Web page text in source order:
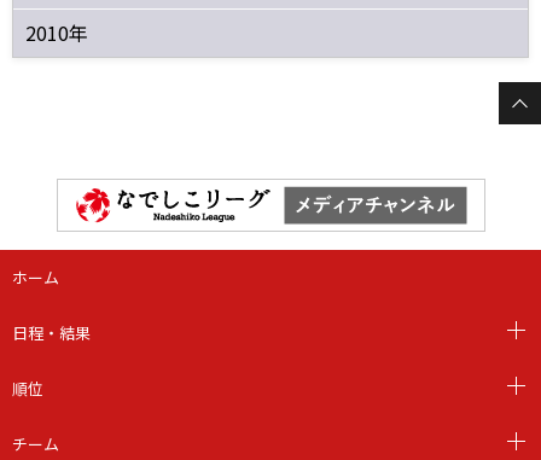
2010年
ホーム
日程・結果
順位
チーム